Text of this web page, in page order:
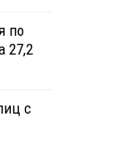
по
27,2
с